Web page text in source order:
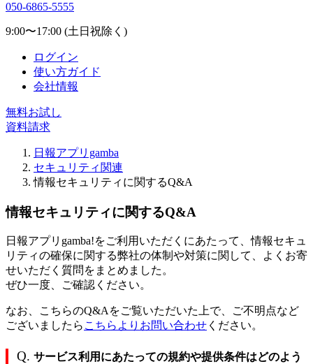
050-6865-5555
9:00〜17:00 (土日祝除く)
ログイン
使い方ガイド
会社情報
無料お試し
資料請求
日報アプリgamba
セキュリティ関連
情報セキュリティに関するQ&A
情報セキュリティに関するQ&A
日報アプリgamba!をご利用いただくにあたって、情報セキュ
リティの確保に関する弊社の体制や対策に関して、よくお寄
せいただく質問をまとめました。
ぜひ一度、ご確認ください。
なお、こちらのQ&Aをご覧いただいた上で、ご不明点など
ございましたら こちらよりお問い合わせ ください。
Q. サービス利用にあたっての規約や提供条件はどのよう